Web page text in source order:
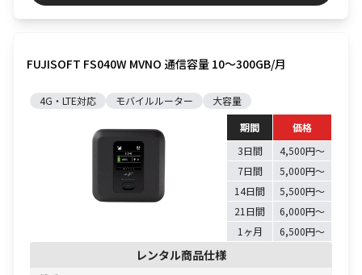
FUJISOFT FS040W MVNO 通信容量 10〜300GB/月
4G・LTE対応 モバイルルーター
大容量
期間
価格
3日間
4,500円〜
7日間
5,000円〜
14日間
5,500円〜
21日間
6,000円〜
1ヶ月
6,500円〜
レンタル商品仕様